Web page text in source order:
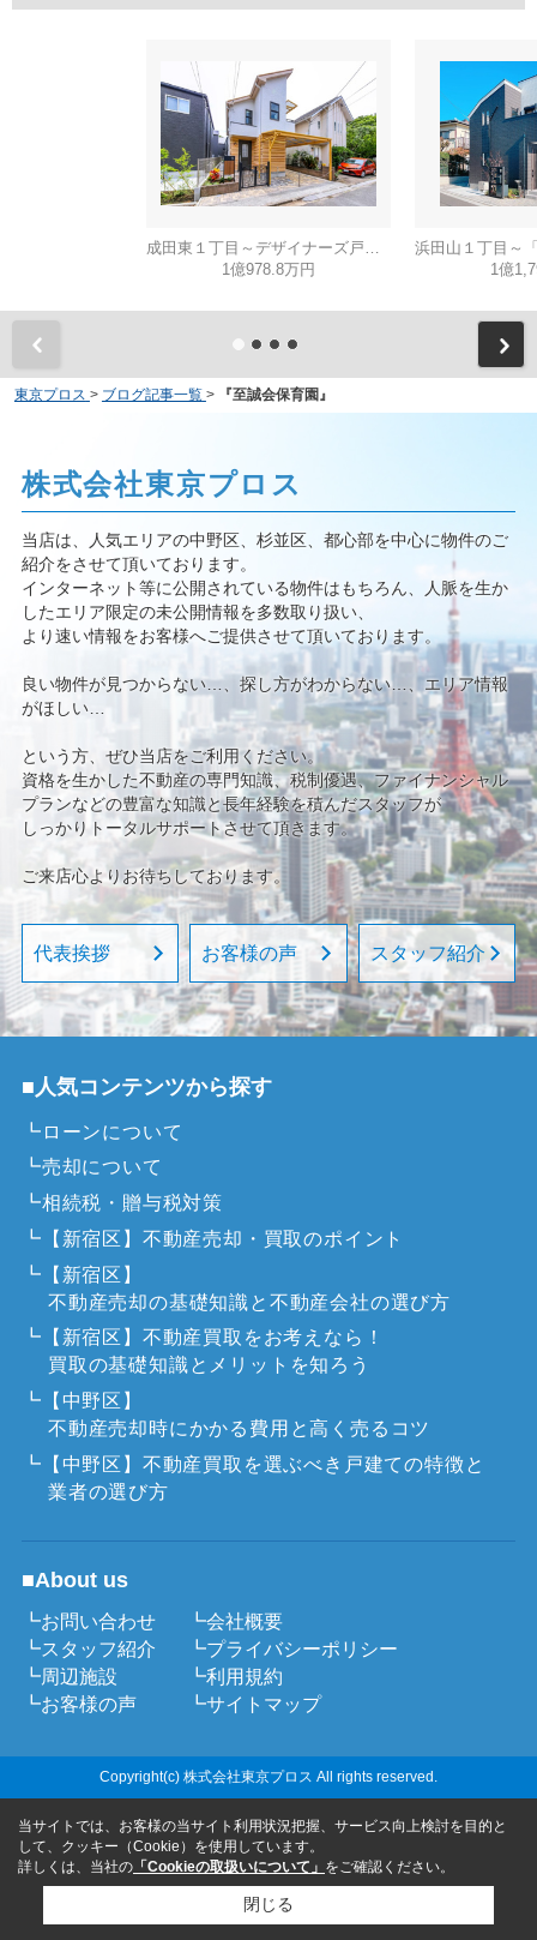
1億978.8万円
1億
東京プロス > ブログ記事一覧 > 『至誠会保育園』
株式会社東京プロス
当店は、人気エリアの中野区、杉並区、都心部を中心に物件のご
紹介をさせて頂いております。
インターネット等に公開されている物件はもちろん、人脈を生か
したエリア限定の未公開情報を多数取り扱い、
より速い情報をお客様へご提供させて頂いております。
良い物件が見つからない…、探し方がわからない…、エリア情報
がほしい…
という方、ぜひ当店をご利用ください。
資格を生かした不動産の専門知識、税制優遇、ファイナンシャル
プランなどの豊富な知識と長年経験を積んだスタッフが
しっかりトータルサポートさせて頂きます。
ご来店心よりお待ちしております。
代表挨拶 お客様の声 スタッフ紹介
■人気コンテンツから探す
┗ローンについて
┗売却について
┗相続税・贈与税対策
┗【新宿区】不動産売却・買取のポイント
┗【新宿区】
不動産売却の基礎知識と不動産会社の選び方
┗【新宿区】不動産買取をお考えなら！
買取の基礎知識とメリットを知ろう
┗【中野区】
不動産売却時にかかる費用と高く売るコツ
┗【中野区】不動産買取を選ぶべき戸建ての特徴と
業者の選び方
■About us
┗お問い合わせ
┗会社概要
┗スタッフ紹介
┗プライバシーポリシー
┗周辺施設
┗利用規約
┗お客様の声
┗サイトマップ
Copyright(c) 株式会社東京プロス All rights reserved.
当サイトでは、お客様の当サイト利用状況把握、サービス向上検討を目的と
して、クッキー（Cookie）を使用しています。
詳しくは、当社の 「Cookieの取扱いについて」 をご確認ください。
閉じる